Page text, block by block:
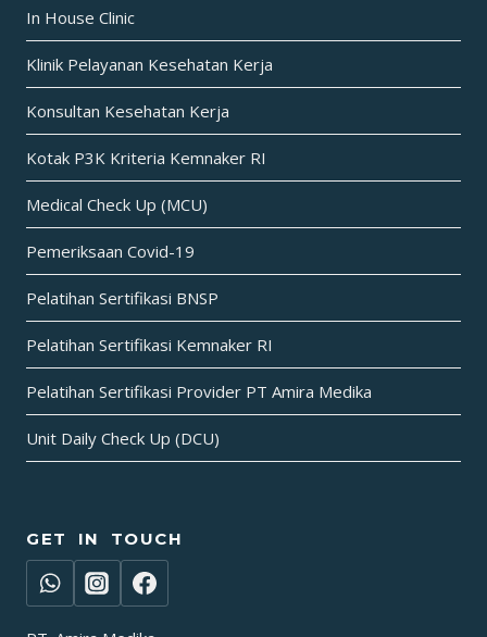
In House Clinic
Klinik Pelayanan Kesehatan Kerja
Konsultan Kesehatan Kerja
Kotak P3K Kriteria Kemnaker RI
Medical Check Up (MCU)
Pemeriksaan Covid-19
Pelatihan Sertifikasi BNSP
Pelatihan Sertifikasi Kemnaker RI
Pelatihan Sertifikasi Provider PT Amira Medika
Unit Daily Check Up (DCU)
GET IN TOUCH